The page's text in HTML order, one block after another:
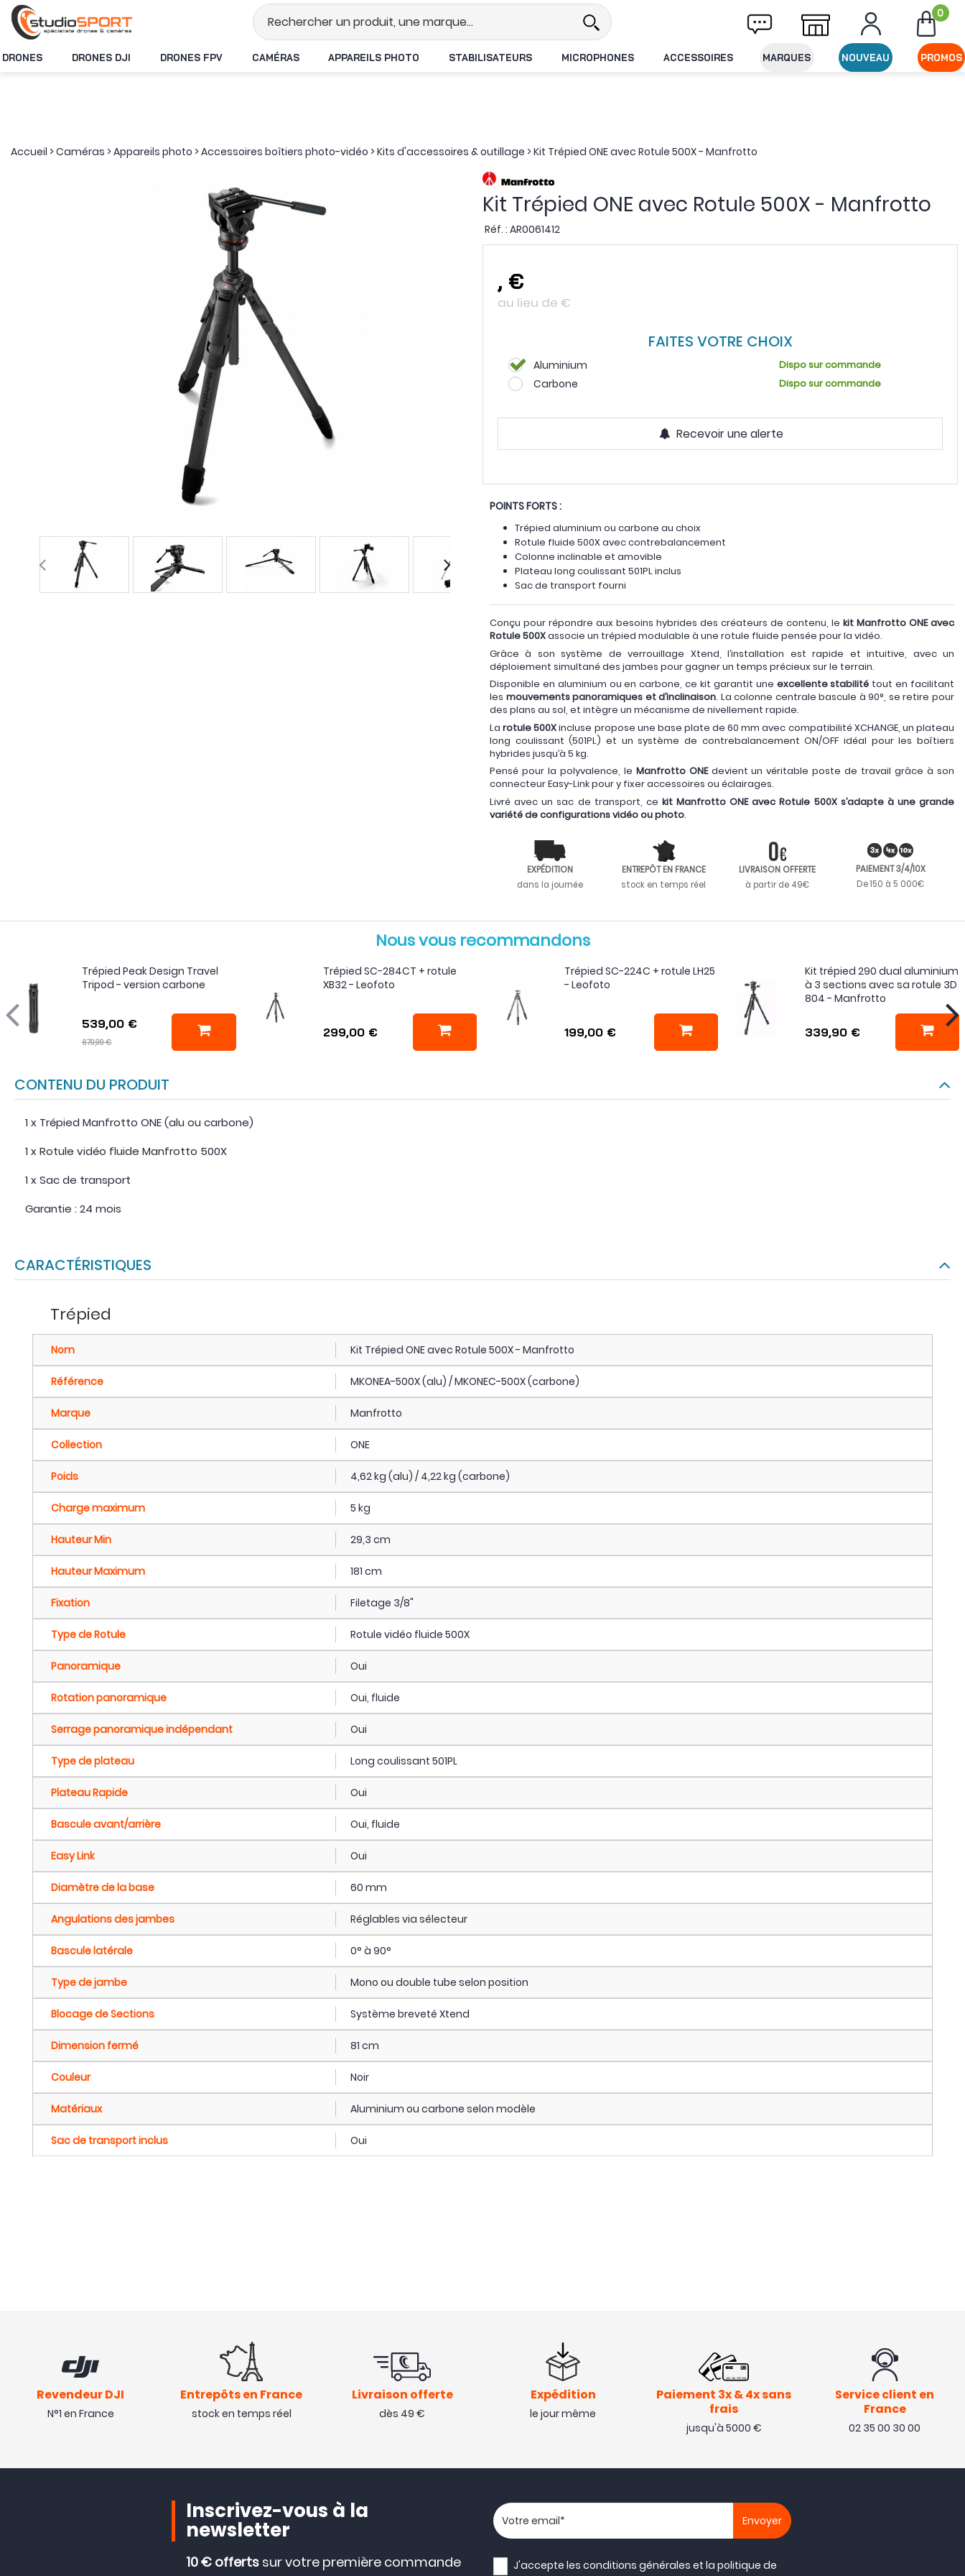
Stock en temps réel Livraison offerte dès 49€ d'achat 0
DRONES DRONES DJI DRONES FPV CAMÉRAS APPAREILS PHOTO STABILISATEURS MICROPHONES ACCESSOIRES MARQUES NOUVEAU PROMOS
Accueil >Caméras >Appareils photo >Accessoires boîtiers photo-vidéo >Kits d'accessoires & outillage >Kit Trépied ONE avec Rotule 500X - Manfrotto
Kit Trépied ONE avec Rotule 500X - Manfrotto
Réf. : AR0061412
, €
au lieu de €
FAITES VOTRE CHOIX
Aluminium Dispo sur commande
Carbone Dispo sur commande
Recevoir une alerte
POINTS FORTS :
Trépied aluminium ou carbone au choix
Rotule fluide 500X avec contrebalancement
Colonne inclinable et amovible
Plateau long coulissant 501PL inclus
Sac de transport fourni
Conçu pour répondre aux besoins hybrides des créateurs de contenu, le kit Manfrotto ONE avec
Rotule 500Xassocie un trépied modulable à une rotule fluide pensée pour la vidéo.
Grâce à son système de verrouillage Xtend, l’installation est rapide et intuitive, avec un
déploiement simultané des jambes pour gagner un temps précieux sur le terrain.
Disponible en aluminium ou en carbone, ce kit garantit une excellente stabilité tout en facilitant
les mouvements panoramiques et d’inclinaison. La colonne centrale bascule à 90°, se retire pour
des plans au sol, et intègre un mécanisme de nivellement rapide.
Larotule 500Xincluse propose une base plate de 60 mm avec compatibilité XCHANGE, un plateau
long coulissant (501PL) et un système de contrebalancement ON/OFF idéal pour les boîtiers
hybrides jusqu’à 5 kg.
Pensé pour la polyvalence, le Manfrotto ONEdevient un véritable poste de travail grâce à son
connecteur Easy-Link pour y fixer accessoires ou éclairages.
Livré avec un sac de transport, ce kit Manfrotto ONE avec Rotule 500X s’adapte à une grande
variété de configurations vidéo ou photo.
EXPÉDITION
dans la journée
ENTREPÔT EN FRANCE
stock en temps réel
LIVRAISON OFFERTE
à partir de 49€
PAIEMENT 3/4/10X
De 150 à 5 000€
Nous vous recommandons
Trépied Peak Design Travel
Tripod - version carbone
539,00 €
679,99 €
Trépied SC-284CT + rotule
XB32 - Leofoto
299,00 €
Trépied SC-224C + rotule LH25
- Leofoto
199,00 €
Kit trépied 290 dual aluminium
à 3 sections avec sa rotule 3D
804 - Manfrotto
339,90 €
CONTENU DU PRODUIT
1 x Trépied Manfrotto ONE (alu ou carbone)
1 x Rotule vidéo fluide Manfrotto 500X
1 x Sac de transport
Garantie : 24 mois
CARACTÉRISTIQUES
Trépied
Nom Kit Trépied ONE avec Rotule 500X - Manfrotto
Référence MKONEA-500X (alu) / MKONEC-500X (carbone)
Marque Manfrotto
Collection ONE
Poids 4,62 kg (alu) / 4,22 kg (carbone)
Charge maximum 5 kg
Hauteur Min 29,3 cm
Hauteur Maximum 181 cm
Fixation Filetage 3/8"
Type de Rotule Rotule vidéo fluide 500X
Panoramique Oui
Rotation panoramique Oui, fluide
Serrage panoramique indépendant Oui
Type de plateau Long coulissant 501PL
Plateau Rapide Oui
Bascule avant/arrière Oui, fluide
Easy Link Oui
Diamètre de la base 60 mm
Angulations des jambes Réglables via sélecteur
Bascule latérale 0° à 90°
Type de jambe Mono ou double tube selon position
Blocage de Sections Système breveté Xtend
Dimension fermé 81 cm
Couleur Noir
Matériaux Aluminium ou carbone selon modèle
Sac de transport inclus Oui
Revendeur DJI
N°1 en France
Entrepôts en France
stock en temps réel
Livraison offerte
dès 49 €
Expédition
le jour même
Paiement 3x & 4x sans
frais
jusqu'à 5000 €
Service client en
France
02 35 00 30 00
Inscrivez-vous à la
newsletter
10 € offerts sur votre première commande
Votre adresse email
J'accepte lesconditions générales et lapolitique de